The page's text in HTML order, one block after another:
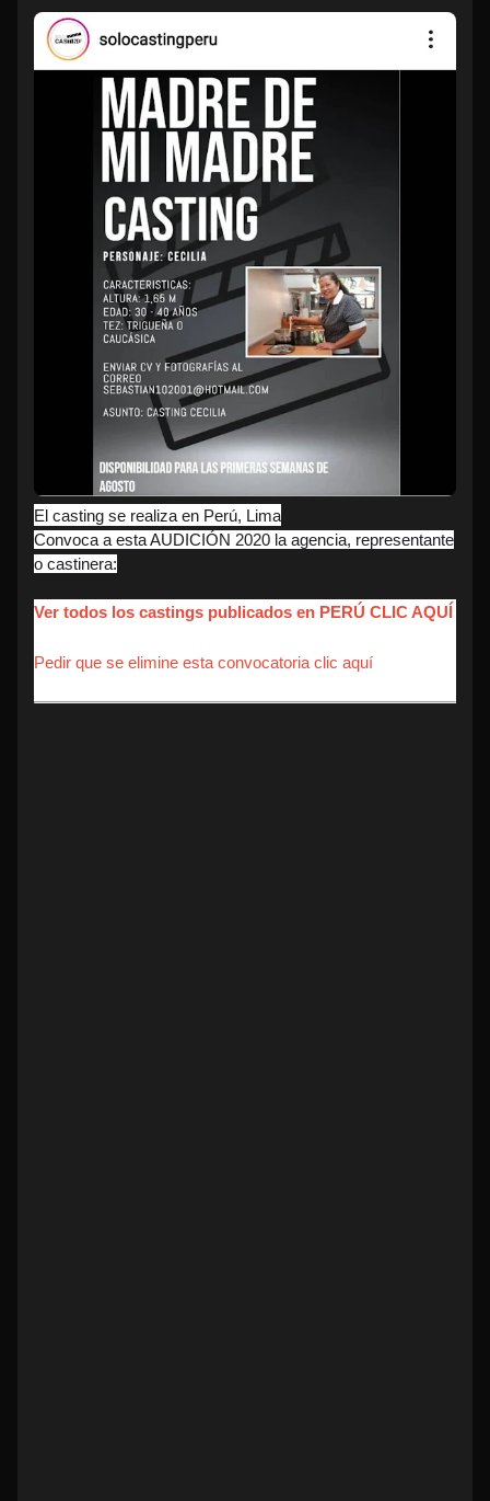
El casting se realiza en Perú, Lima
Convoca a esta AUDICIÓN 2020 la agencia, representante
o castinera:
Ver todos los castings publicados en PERÚ CLIC AQUÍ
Pedir que se elimine esta convocatoria clic aquí